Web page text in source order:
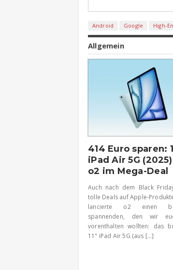
Android Google High-
Allgemein
414 Euro sparen:
iPad Air 5G
o2 im Mega-Deal
Auch nach dem Black
tolle Deals auf Apple-
lancierte o2 einen
spannenden, den wir
vorenthalten wollten: das
11" iPad Air 5G (aus [...]